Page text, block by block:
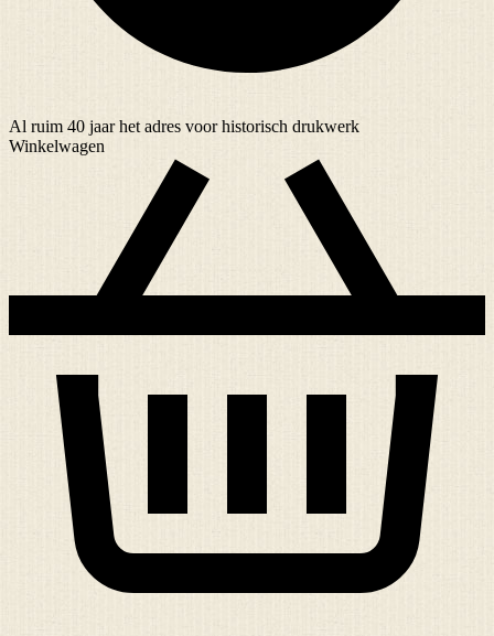
Al ruim 40 jaarhet adres voor historisch drukwerk
Winkelwagen